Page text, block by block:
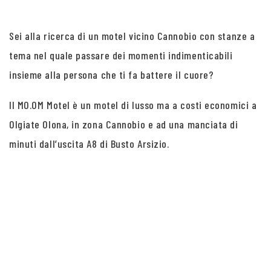
Sei alla ricerca di un motel vicino Cannobio con stanze a
tema nel quale passare dei momenti indimenticabili
insieme alla persona che ti fa battere il cuore?
Il MO.OM Motel è un motel di lusso ma a costi economici a
Olgiate Olona, in zona Cannobio e ad una manciata di
minuti dall’uscita A8 di Busto Arsizio.